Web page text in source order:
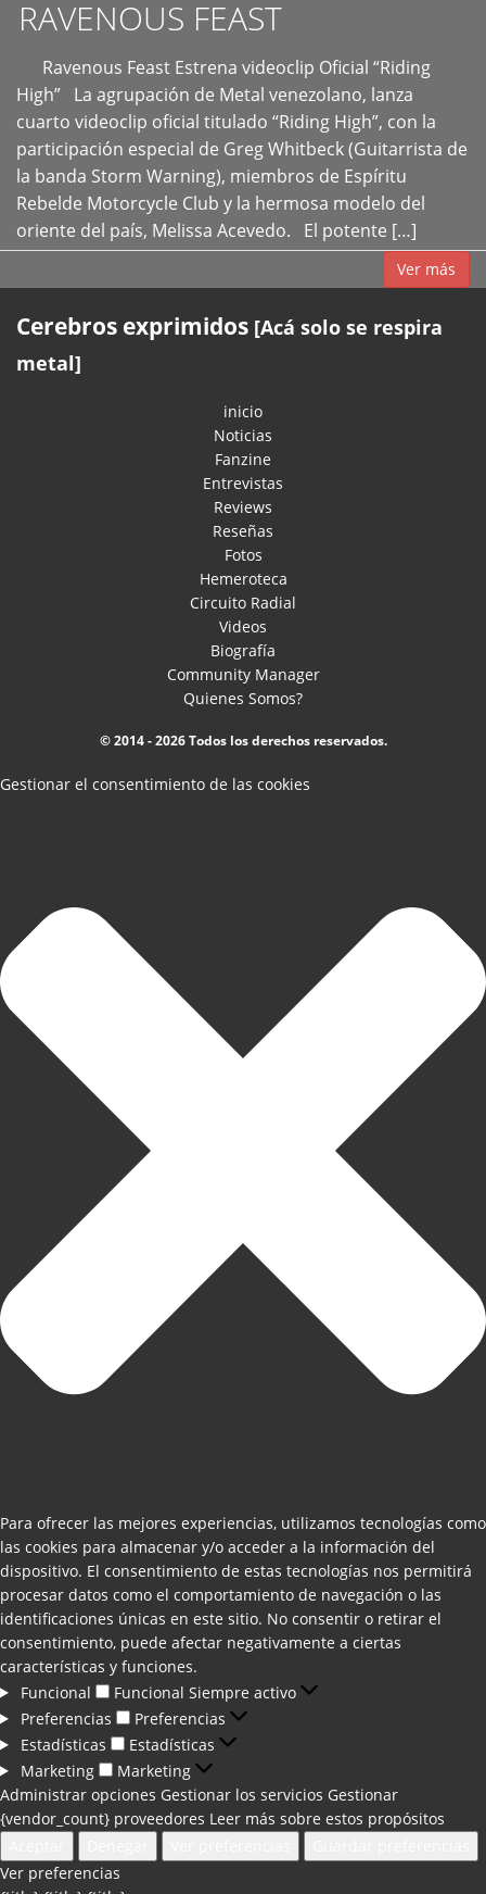
RAVENOUS FEAST
Ravenous Feast Estrena videoclip Oficial “Riding
High” La agrupación de Metal venezolano, lanza
cuarto videoclip oficial titulado “Riding High”, con la
participación especial de Greg Whitbeck (Guitarrista de
la banda Storm Warning), miembros de Espíritu
Rebelde Motorcycle Club y la hermosa modelo del
oriente del país, Melissa Acevedo. El potente […]
Ver más
Cerebros exprimidos [Acá solo se respira
metal]
inicio
Noticias
Fanzine
Entrevistas
Reviews
Reseñas
Fotos
Hemeroteca
Circuito Radial
Videos
Biografía
Community Manager
Quienes Somos?
© 2014 - 2026 Todos los derechos reservados.
Gestionar el consentimiento de las cookies
Para ofrecer las mejores experiencias, utilizamos tecnologías como
las cookies para almacenar y/o acceder a la información del
dispositivo. El consentimiento de estas tecnologías nos permitirá
procesar datos como el comportamiento de navegación o las
identificaciones únicas en este sitio. No consentir o retirar el
consentimiento, puede afectar negativamente a ciertas
características y funciones.
Funcional
Funcional Siempre activo
Preferencias
Preferencias
Estadísticas
Estadísticas
Marketing
Marketing
Administrar opciones Gestionar los servicios Gestionar
{vendor_count} proveedores Leer más sobre estos propósitos
Ver preferencias